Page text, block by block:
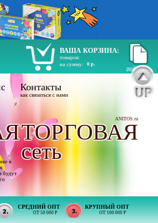
ВАША КОРЗИНА:
товаров:
на сумму:
0 р.
прайс лист
СРЕДНИЙ ОПТ
ОТ 50 000 Р
КРУПНЫЙ ОПТ
ОТ 100 000 Р
Контакты
как связаться с нами
ANITOS.ru
ТОРГОВАЯ
в
будут
сеть